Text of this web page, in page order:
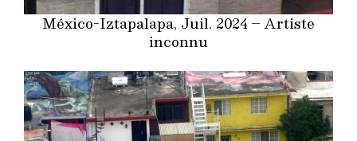
México-Iztapalapa, Juil. 2024 – Artiste
inconnu